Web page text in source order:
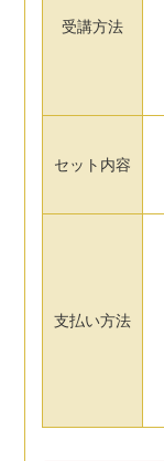
受講方法
セット内容
支払い方法